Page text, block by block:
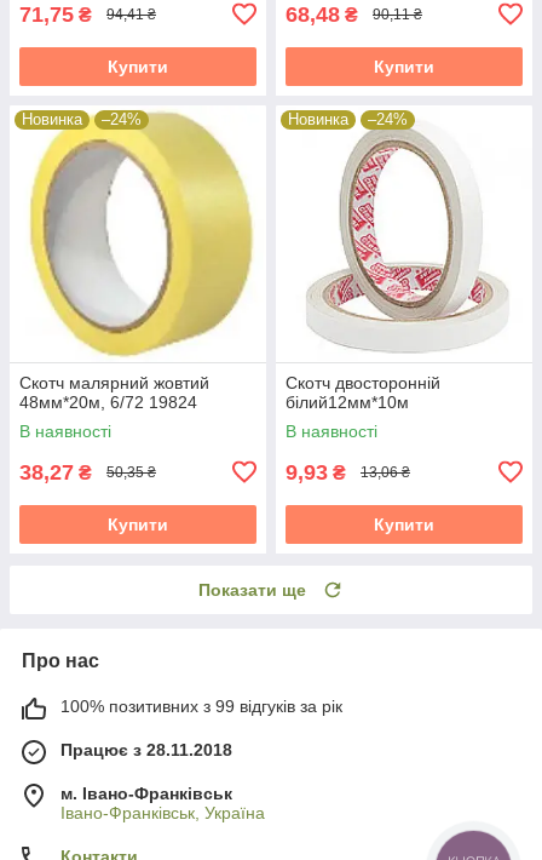
71,75 ₴ 94,41 ₴
Купити
68,48 ₴ 90,11 ₴
Купити
Новинка –24%
Скотч малярний жовтий
48мм*20м, 6/72 19824
В наявності
38,27 ₴ 50,35 ₴
Купити
Новинка –24%
Скотч двосторонній
білий12мм*10м
В наявності
9,93 ₴ 13,06 ₴
Купити
Показати ще
Про нас
100% позитивних з 99 відгуків за рік
Працює з 28.11.2018
м. Івано-Франківськ
Івано-Франківськ, Україна